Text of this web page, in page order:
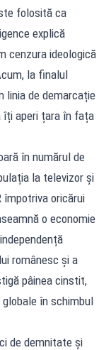
folosită ca
explică
cenzura ideologică
la finalul
linia de demarcație
îți aperi țara în fața
în numărul de
la televizor și
împotriva oricărui
o economie
românesc și a
pâinea cinstit,
în schimbul
de demnitate și